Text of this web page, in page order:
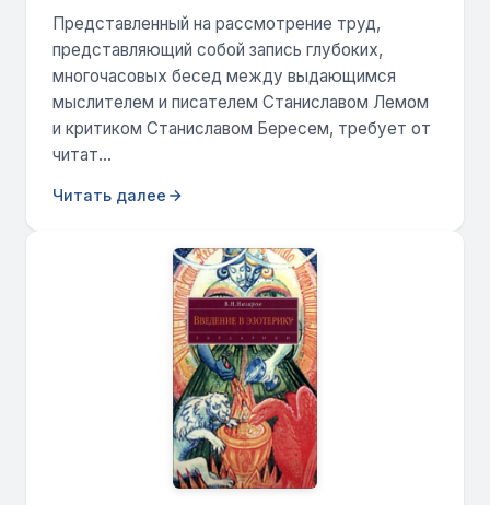
Представленный на рассмотрение труд,
представляющий собой запись глубоких,
многочасовых бесед между выдающимся
мыслителем и писателем Станиславом Лемом
и критиком Станиславом Бересем, требует от
читат...
Читать далее